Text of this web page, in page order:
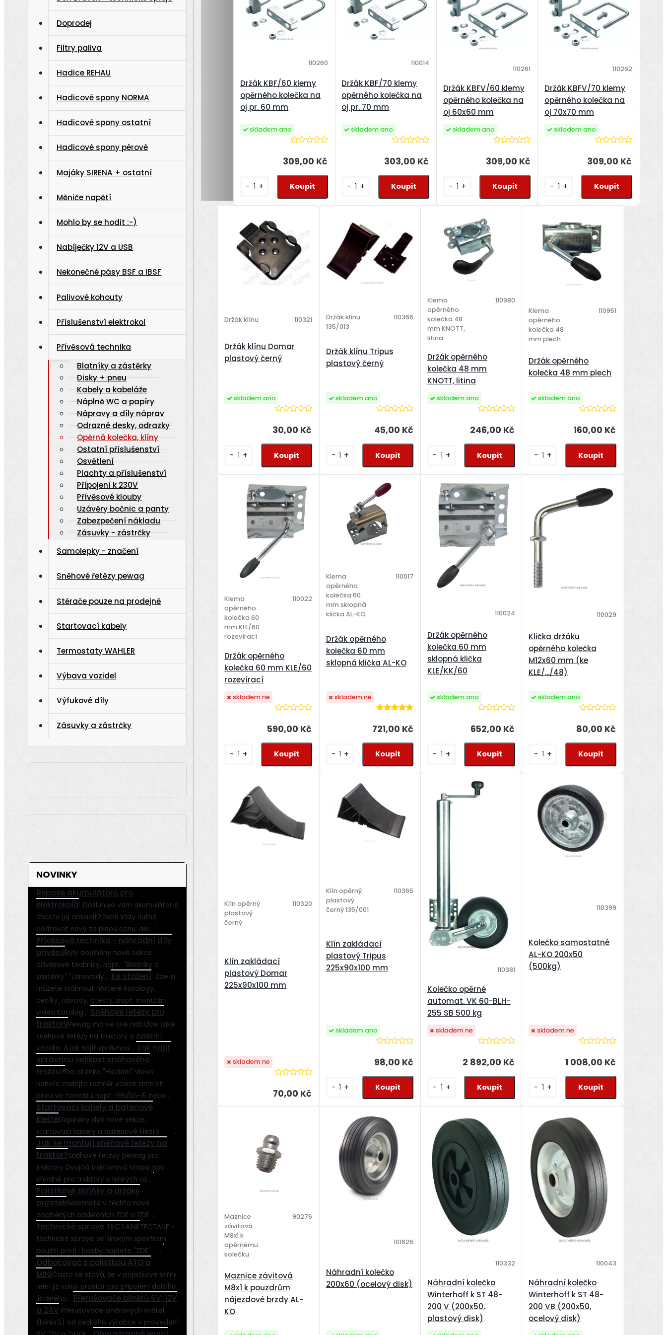
Doprodej
Filtry paliva
Hadice REHAU
Hadicové spony NORMA
Hadicové spony ostatní
Hadicové spony pérové
Majáky SIRENA + ostatní
Měniče napětí
Mohlo by se hodit :-)
Nabíječky 12V a USB
Nekonečné pásy BSF a IBSF
Palivové kohouty
Příslušenství elektrokol
Přívěsová technika
Blatníky a zástěrky
Disky + pneu
Kabely a kabeláže
Náplně WC a papíry
Nápravy a díly náprav
Odrazné desky, odrazky
Opěrná kolečka, klíny
Ostatní příslušenství
Osvětlení
Plachty a příslušenství
Přípojení k 230V
Přívěsové klouby
Uzávěry bočnic a panty
Zabezpečení nákladu
Zásuvky - zástrčky
Samolepky - značení
Sněhové řetězy pewag
Stěrače pouze na prodejně
Startovací kabely
Termostaty WAHLER
Výbava vozidel
Výfukové díly
Zásuvky a zástrčky
NOVINKY
Repase akumulátorů pro
elektrokola Dosluhuje vám akumulátor a
chcete jej omladit? Není vždy nutné
pořizovat nový za plnou cenu, ale...
Přívěsová technika - náhradní díly
přívěsůByly doplněny nové sekce
přívěsové techniky, např.: "Blatníky a
zástěrky" "Lanovody... Ke stažení Zde si
můžete stáhnout některé katalogy,
ceníky­, návody, atesty, popř. montážní
videa Katalog... Sněhové řetězy pro
traktoryPewag má ve své nabídce také
sněhové řetězy na traktory a zvláštní
vozidla. A jak najít správnou... Jak najít
správnou velikost sněhového
řetězu?Do okénka "Hledání" vlevo
nahoře zadejte rozměr vašich zimních
pneu ve formátu např.: 195/65-15 nebo...
Startovací kabely a bateriové
kleštěDoplněny dvě nové sekce,
startovací kabely a bateriové kleště ...
Jak se montují sněhové řetězy na
traktor?Sněhové řetězy pewag pro
traktory Dvojitá traktorová stopa jsou
vhodné pro traktory v lehkých až...
Pojistkové skříňky a držáky
pojistekNaleznete v těchto nově
doplněných odděleních ZDE a ZDE ...
Technické spraye TECTANETECTANE -
technické spraye se širokým spektrem
použití profi i hobby najdete "ZDE" ...
Odbočovač s pojistkou ATO a
MINIČasto se stává, že v pojistkové skříni
není již volný prostor pro připojení dalšího
jištěného... Přerušovače blinkrů 6V, 12V
a 24V Přerušovače směrových světel
(blinkrů) od českého výrobce v provedení
Držák KBF/60 klemy
opěrného kolečka na
oj pr. 60 mm
110260
309,00 Kč
skladem ano
- +
Držák KBF/70 klemy
opěrného kolečka na
oj pr. 70 mm
110014
303,00 Kč
skladem ano
- +
Držák KBFV/60 klemy
opěrného kolečka na
oj 60x60 mm
110261
309,00 Kč
skladem ano
- +
Držák KBFV/70 klemy
opěrného kolečka na
oj 70x70 mm
110262
309,00 Kč
skladem ano
- +
Držák klínu Domar
plastový černý
Držák klínu 110321
30,00 Kč
skladem ano
- +
Držák klínu Tripus
plastový černý
Držák klínu
135/013
110366
45,00 Kč
skladem ano
- +
Držák opěrného
kolečka 48 mm
KNOTT, litina
Klema
opěrného
kolečka 48
mm KNOTT,
litina
110980
246,00 Kč
skladem ano
- +
Držák opěrného
kolečka 48 mm plech
Klema
opěrného
kolečka 48
mm plech
110951
160,00 Kč
skladem ano
- +
Držák opěrného
kolečka 60 mm KLE/60
rozevírací
Klema
opěrného
kolečka 60
mm KLE/60
rozevírací
110022
590,00 Kč
skladem ne
- +
Držák opěrného
kolečka 60 mm
sklopná klička AL-KO
Klema
opěrného
kolečka 60
mm sklopná
klička AL-KO
110017
721,00 Kč
skladem ne
- +
Držák opěrného
kolečka 60 mm
sklopná klička
KLE/KK/60
110024
652,00 Kč
skladem ano
- +
Klička držáku
opěrného kolečka
M12x60 mm (ke
KLE/.../48)
110029
80,00 Kč
skladem ano
- +
Klín zakládací
plastový Domar
225x90x100 mm
Klín opěrný
plastový
černý
110320
70,00 Kč
skladem ne
Klín zakládací
plastový Tripus
225x90x100 mm
Klín opěrný
plastový
černý 135/001
110365
98,00 Kč
skladem ano
- +
Kolečko opěrné
automat. VK 60-BLH-
255 SB 500 kg
110381
2 892,00 Kč
skladem ne
- +
Kolečko samostatné
AL-KO 200x50
(500kg)
110399
1 008,00 Kč
skladem ne
- +
Maznice závitová
M8x1 k pouzdrům
nájezdové brzdy AL-
KO
Maznice
závitová
M8x1 k
opěrnému
kolečku
90276
Náhradní kolečko
200x60 (ocelový disk)
101626
Náhradní kolečko
Winterhoff k ST 48-
200 V (200x50,
plastový disk)
110332
Náhradní kolečko
Winterhoff k ST 48-
200 VB (200x50,
ocelový disk)
110043